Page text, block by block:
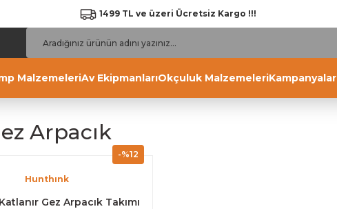
1499 TL ve üzeri Ücretsiz Kargo !!!
MalzemeleriAv EkipmanlarıOkçuluk MalzemeleriKampanyalar
Arpacık
-%12
Hunthınk
Gez Arpacık Takımı